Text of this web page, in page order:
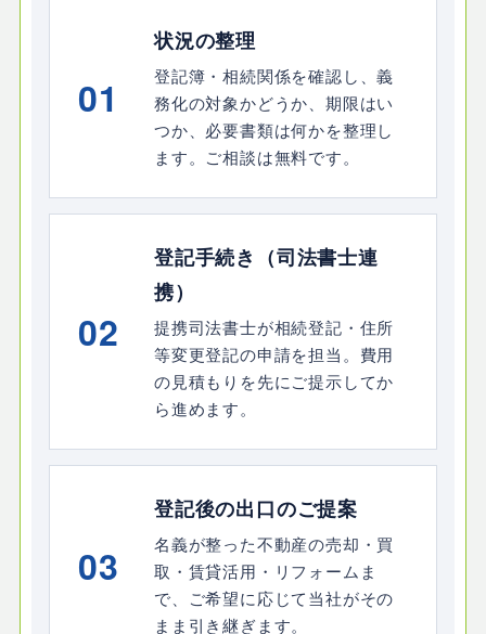
01
状況の整理
登記簿・相続関係を確認し、義
務化の対象かどうか、期限はい
つか、必要書類は何かを整理し
ます。ご相談は無料です。
02
登記手続き（司法書士連
携）
提携司法書士が相続登記・住所
等変更登記の申請を担当。費用
の見積もりを先にご提示してか
ら進めます。
03
登記後の出口のご提案
名義が整った不動産の売却・買
取・賃貸活用・リフォームま
で、ご希望に応じて当社がその
まま引き継ぎます。